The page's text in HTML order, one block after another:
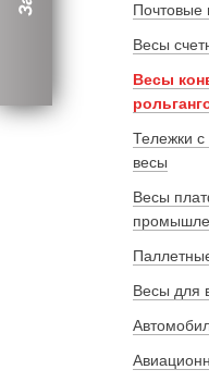
Почтовые
Весы
Весы
Тележки
весы
Весы
Весы для